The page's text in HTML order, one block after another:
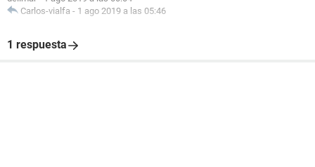
Carlos-vialfa - 1 ago 2019 a las 05:46
1 respuesta